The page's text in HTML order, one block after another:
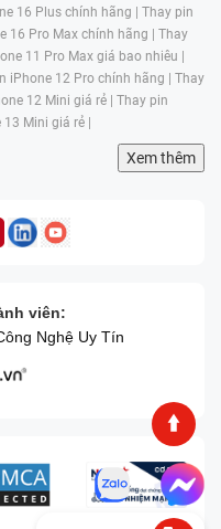
16 Plus chính hãng | Thay pin
16 Pro Max chính hãng | Thay
11 Pro Max giá bao nhiêu |
iPhone 12 Pro chính hãng | Thay
12 Mini giá rẻ | Thay pin
Mini giá rẻ |
Xem thêm
viên:
Nghệ Uy Tín